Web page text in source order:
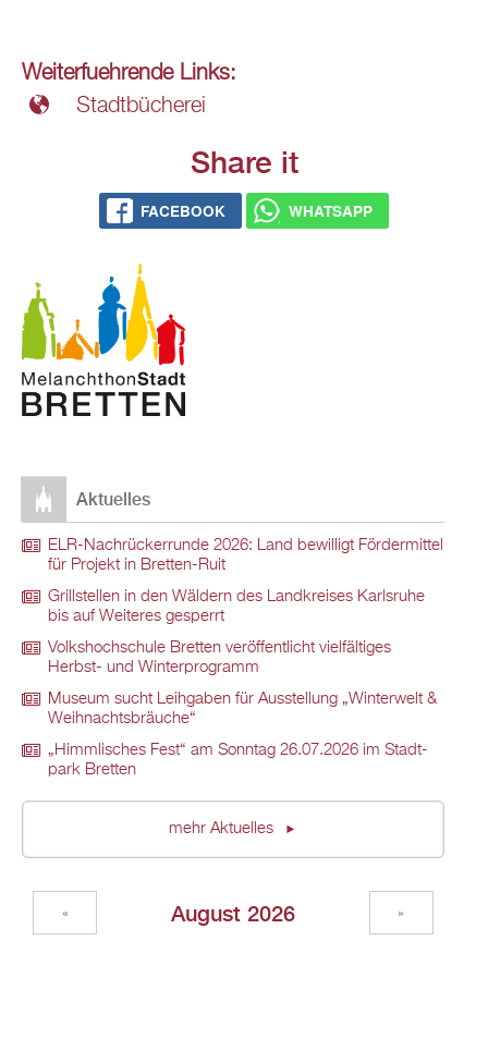
Wei­ter­fueh­ren­de Links:
Stadt­bü­che­rei
Share it
FACE­BOOK WHATS­APP
Ak­tu­el­les
ELR-Nach­rü­ck­er­run­de 2026: Land be­wil­ligt För­der­mit­tel
für Pro­jekt in Brett­en-Ruit
Grill­stel­len in den Wäl­dern des Land­krei­ses Karls­ru­he
bis auf Wei­te­res ge­sperrt
Volks­hoch­schu­le Brett­en ver­öf­fent­licht viel­fäl­ti­ges
Herbst- und Win­ter­pro­gramm
Mu­se­um sucht Leih­ga­ben für Aus­stel­lung „Win­ter­welt &
Weih­nachts­bräu­che“
„Himm­li­sches Fest“ am Sonn­tag 26.07.2026 im Stadt­
park Brett­en
mehr Ak­tu­el­les
Au­gust 2026
« »